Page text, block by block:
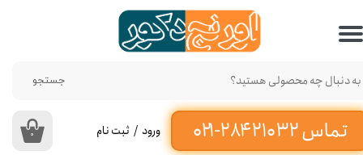
تماس ۳۲ ۲۱۰ ۲۸۴-۰۲۱‌
جستجو
۰ ورود / ثبت نام
حساب کاربری من
تغییر گذر واژه
سفارشات
خروج از حساب کاربری